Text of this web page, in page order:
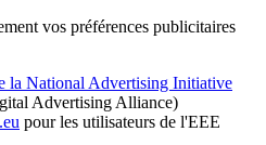
vos préférences publicitaires
la National Advertising Initiative
Advertising Alliance)
pour les utilisateurs de l'EEE